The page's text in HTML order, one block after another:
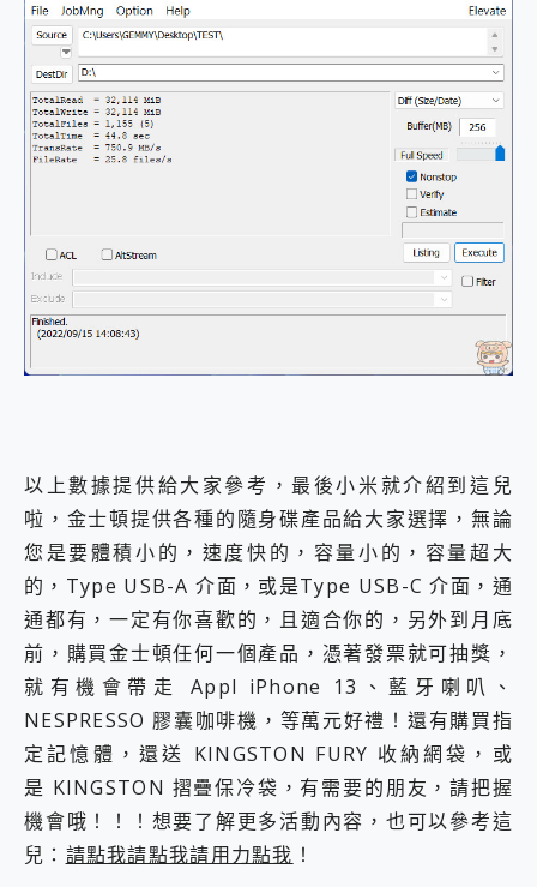
以上數據提供給大家參考，最後小米就介紹到這兒
啦，金士頓提供各種的隨身碟產品給大家選擇，無論
您是要體積小的，速度快的，容量小的，容量超大
的，Type USB-A 介面，或是Type USB-C 介面，通
通都有，一定有你喜歡的，且適合你的，另外到月底
前，購買金士頓任何一個產品，憑著發票就可抽獎，
就有機會帶走 Appl iPhone 13、藍牙喇叭、
NESPRESSO 膠囊咖啡機，等萬元好禮！還有購買指
定記憶體，還送 KINGSTON FURY 收納網袋，或
是 KINGSTON 摺疊保冷袋，有需要的朋友，請把握
機會哦！！！想要了解更多活動內容，也可以參考這
兒： 請點我請點我請用力點我 ！